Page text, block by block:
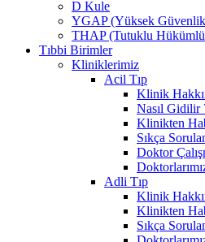
D Kule
YGAP (Yüksek
THAP (Tutuklu
Tıbbi Birimler
Kliniklerimiz
Acil Tıp
Klinik
Nasıl Gidilir
Klinikten
Sıkça
Doktor
Adli Tıp
Klinik
Klinikten
Sıkça